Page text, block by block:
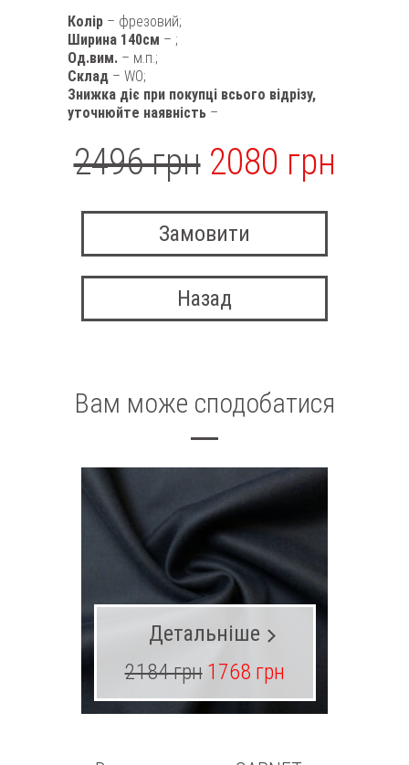
Колір – фрезовий;
Ширина 140см – ;
Од.вим. – м.п.;
Склад – WO;
Знижка діє при покупці всього відрізу,
уточнюйте наявність –
2496 грн 2080 грн
Замовити
Назад
Вам може сподобатися
Детальніше
2184 грн 1768 грн